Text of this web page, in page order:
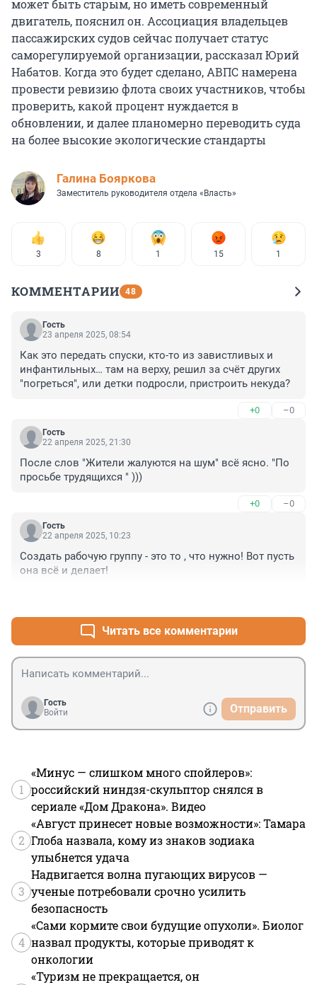
может быть старым, но иметь современный
двигатель, пояснил он. Ассоциация владельцев
пассажирских судов сейчас получает статус
саморегулируемой организации, рассказал Юрий
Набатов. Когда это будет сделано, АВПС намерена
провести ревизию флота своих участников, чтобы
проверить, какой процент нуждается в
обновлении, и далее планомерно переводить суда
на более высокие экологические стандарты
Галина Бояркова
Заместитель руководителя отдела «Власть»
3 8 1 15 1
КОММЕНТАРИИ 48
Гость
23 апреля 2025, 08:54
Как это передать спуски, кто-то из завистливых и
инфантильных… там на верху, решил за счёт других
"погреться", или детки подросли, пристроить некуда?
+0 –0
Гость
22 апреля 2025, 21:30
После слов "Жители жалуются на шум" всё ясно. "По
просьбе трудящихся " )))
+0 –0
Гость
22 апреля 2025, 10:23
Создать рабочую группу - это то , что нужно! Вот пусть
она всё и делает!
Читать все комментарии
Гость
Войти
Отправить
1
«Минус — слишком много спойлеров»:
российский ниндзя-скульптор снялся в
сериале «Дом Дракона». Видео
2
«Август принесет новые возможности»: Тамара
Глоба назвала, кому из знаков зодиака
улыбнется удача
3
Надвигается волна пугающих вирусов —
ученые потребовали срочно усилить
безопасность
4
«Сами кормите свои будущие опухоли». Биолог
назвал продукты, которые приводят к
онкологии
«Туризм не прекращается, он